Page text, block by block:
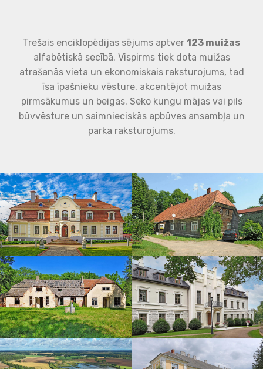
Trešais enciklopēdijas sējums aptver 123 muižas
alfabētiskā secībā. Vispirms tiek dota muižas
atrašanās vieta un ekonomiskais raksturojums, tad
īsa īpašnieku vēsture, akcentējot muižas
pirmsākumus un beigas. Seko kungu mājas vai pils
būvvēsture un saimnieciskās apbūves ansambļa un
parka raksturojums.